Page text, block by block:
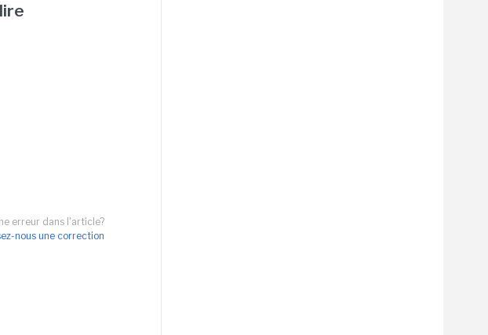
erreur dans l'article?
nous une correction